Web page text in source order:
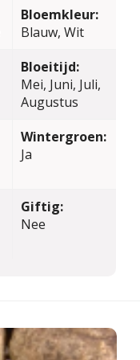
Bloemkleur:
Blauw, Wit
Bloeitijd:
Mei, Juni, Juli,
Augustus
Wintergroen:
Ja
Giftig:
Nee